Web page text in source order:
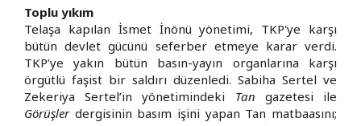
Toplu yıkım
Telaşa kapılan İsmet İnönü yönetimi, TKP'ye karşı
bütün devlet gücünü seferber etmeye karar verdi.
TKP’ye yakın bütün basın-yayın organlarına karşı
örgütlü faşist bir saldırı düzenledi. Sabiha Sertel ve
Zekeriya Sertel’in yönetimindeki Tan gazetesi ile
Görüşlerdergisinin basım işini yapan Tan matbaasını;